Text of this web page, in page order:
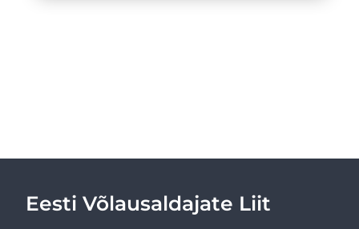
Eesti Võlausaldajate Liit